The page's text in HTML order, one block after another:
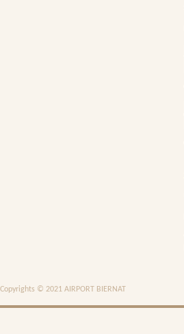
Copyrights © 2021 AIRPORT BIERNAT